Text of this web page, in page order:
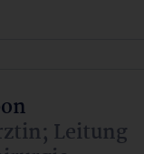
Leitung